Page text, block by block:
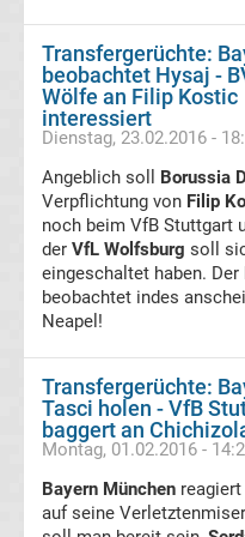
Essen
Transfergerüchte
SC
Freiburg
Transfergerüchte
SC
Paderborn
07
Transfergerüchte
Transfergerüchte:
beobachtet Hysaj -
Wölfe an Filip Kostic
interessiert
Dienstag, 23.02.2016 -
Angeblich soll Borussia
Verpflichtung von Filip
noch beim VfB Stuttgart
der VfL Wolfsburg soll
eingeschaltet haben. Der
beobachtet indes
Neapel!
Transfergerüchte:
Tasci holen - VfB
baggert an
Montag, 01.02.2016 -
Bayern München
auf seine